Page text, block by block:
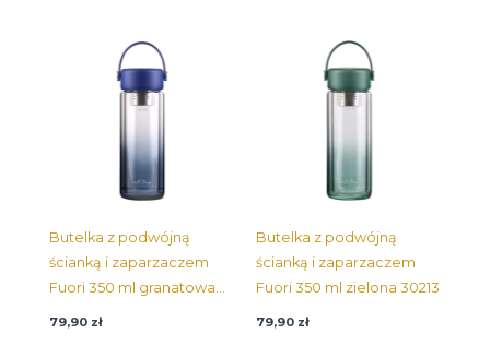
Butelka z podwójną
ścianką i zaparzaczem
Fuori 350 ml granatowa
79,90 zł
Butelka z podwójną
ścianką i zaparzaczem
Fuori 350 ml zielona 30213
79,90 zł